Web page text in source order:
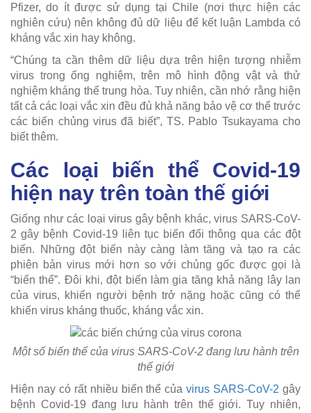
Pfizer, do ít được sử dụng tại Chile (nơi thực hiện các
nghiên cứu) nên không đủ dữ liệu để kết luận Lambda có
kháng vắc xin hay không.
“Chúng ta cần thêm dữ liệu dựa trên hiện tượng nhiễm
virus trong ống nghiệm, trên mô hình động vật và thử
nghiệm kháng thể trung hòa. Tuy nhiên, cần nhớ rằng hiện
tất cả các loại vắc xin đều đủ khả năng bảo vệ cơ thể trước
các biến chủng virus đã biết”, TS. Pablo Tsukayama cho
biết thêm.
Các loại biến thể Covid-19
hiện nay trên toàn thế giới
Giống như các loại virus gây bệnh khác, virus SARS-CoV-
2 gây bệnh Covid-19 liên tục biến đổi thông qua các đột
biến. Những đột biến này càng làm tăng và tạo ra các
phiên bản virus mới hơn so với chủng gốc được gọi là
“biến thể”. Đôi khi, đột biến làm gia tăng khả năng lây lan
của virus, khiến người bệnh trở nặng hoặc cũng có thể
khiến virus kháng thuốc, kháng vắc xin.
Một số biến thể của virus SARS-CoV-2 đang lưu hành trên
thế giới
Hiện nay có rất nhiều biến thể củavirus SARS-CoV-2 gây
bệnh Covid-19 đang lưu hành trên thế giới. Tuy nhiên,